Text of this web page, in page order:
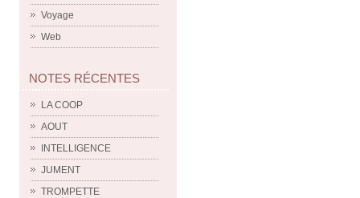
Voyage
Web
NOTES RÉCENTES
LA COOP
AOUT
INTELLIGENCE
JUMENT
TROMPETTE